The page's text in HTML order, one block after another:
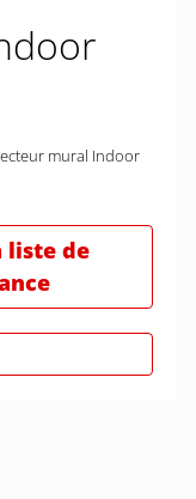
mural Indoor
liste de